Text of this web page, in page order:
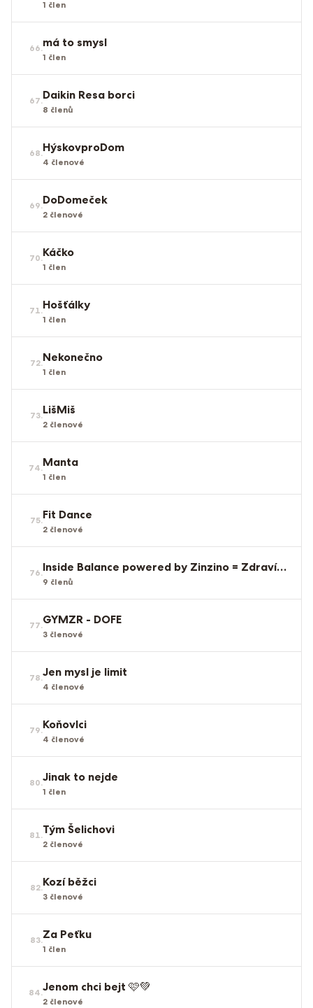
1 člen
66.má to smysl
1 člen
67.Daikin Resa borci
8 členů
68.HýskovproDom
4 členové
69.DoDomeček
2 členové
70.Káčko
1 člen
71.Hošťálky
1 člen
72.Nekonečno
1 člen
73.LišMiš
2 členové
74.Manta
1 člen
75.Fit Dance
2 členové
76. Inside Balance powered by Zinzino = Zdraví zevnitř
9 členů
77.GYMZR - DOFE
3 členové
78.Jen mysl je limit
4 členové
79.Koňovlci
4 členové
80.Jinak to nejde
1 člen
81.Tým Šelichovi
2 členové
82.Kozí běžci
3 členové
83.Za Peťku
1 člen
84.Jenom chci bejt 🩷💚
2 členové